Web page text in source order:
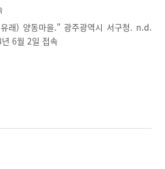
래) 양동마을." 광주광역시 서구청. n.d.
6월 2일 접속